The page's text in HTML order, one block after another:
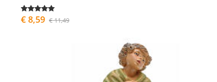
€ 8,59 € 11,49